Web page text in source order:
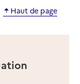
Haut de page